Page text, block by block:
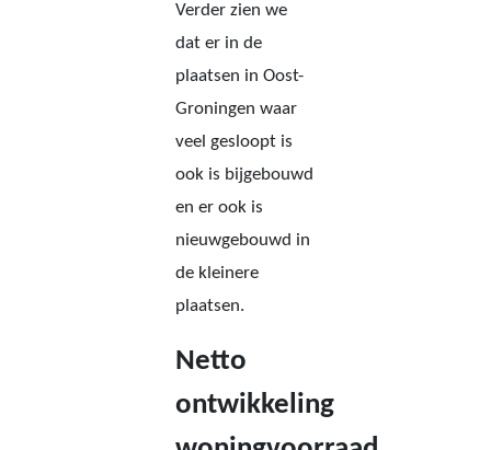
Verder zien we
dat er in de
plaatsen in Oost-
Groningen waar
veel gesloopt is
ook is bijgebouwd
en er ook is
nieuwgebouwd in
de kleinere
plaatsen.
Netto
ontwikkeling